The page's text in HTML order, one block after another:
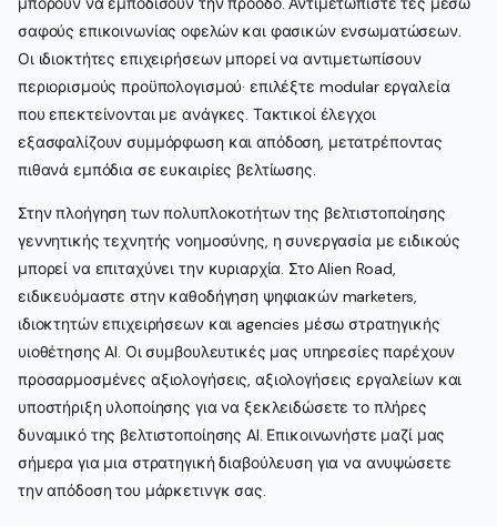
σαφούς επικοινωνίας οφελών και φασικών ενσωματώσεων.
Οι ιδιοκτήτες επιχειρήσεων μπορεί να αντιμετωπίσουν
περιορισμούς προϋπολογισμού· επιλέξτε modular εργαλεία
που επεκτείνονται με ανάγκες. Τακτικοί έλεγχοι
εξασφαλίζουν συμμόρφωση και απόδοση, μετατρέποντας
πιθανά εμπόδια σε ευκαιρίες βελτίωσης.
Στην πλοήγηση των πολυπλοκοτήτων της βελτιστοποίησης
γεννητικής τεχνητής νοημοσύνης, η συνεργασία με ειδικούς
μπορεί να επιταχύνει την κυριαρχία. Στο Alien Road,
ειδικευόμαστε στην καθοδήγηση ψηφιακών marketers,
ιδιοκτητών επιχειρήσεων και agencies μέσω στρατηγικής
υιοθέτησης AI. Οι συμβουλευτικές μας υπηρεσίες παρέχουν
προσαρμοσμένες αξιολογήσεις, αξιολογήσεις εργαλείων και
υποστήριξη υλοποίησης για να ξεκλειδώσετε το πλήρες
δυναμικό της βελτιστοποίησης AI. Επικοινωνήστε μαζί μας
σήμερα για μια στρατηγική διαβούλευση για να ανυψώσετε
την απόδοση του μάρκετινγκ σας.